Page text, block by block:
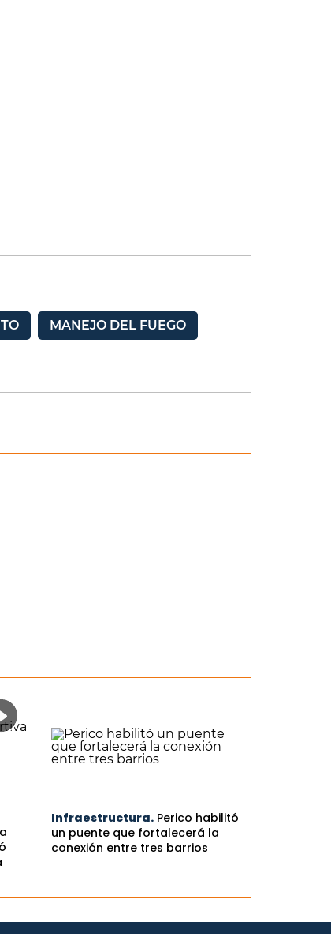
MANEJO DEL FUEGO
Infraestructura. Perico habilitó
un puente que fortalecerá la
conexión entre tres barrios